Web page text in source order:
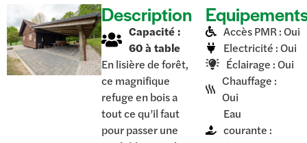
Description
Capacité :
60 à table
En lisière de forêt,
ce magnifique
refuge en bois a
tout ce qu’il faut
pour passer une
Accès PMR : Oui
Electricité : Oui
Éclairage : Oui
Chauffage :
Oui
Eau
courante :